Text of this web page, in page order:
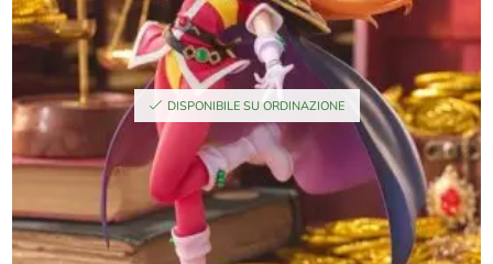
DISPONIBILE SU ORDINAZIONE